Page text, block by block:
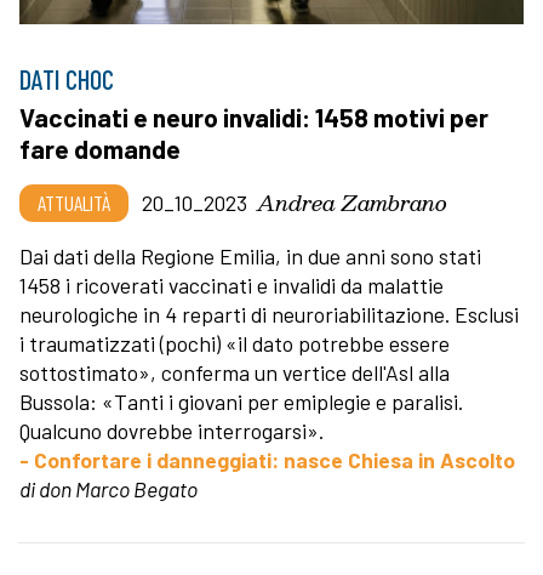
DATI CHOC
Vaccinati e neuro invalidi: 1458 motivi per
fare domande
ATTUALITÀ 20_10_2023 Andrea Zambrano
Dai dati della Regione Emilia, in due anni sono stati
1458 i ricoverati vaccinati e invalidi da malattie
neurologiche in 4 reparti di neuroriabilitazione. Esclusi
i traumatizzati (pochi) «il dato potrebbe essere
sottostimato», conferma un vertice dell'Asl alla
Bussola: «Tanti i giovani per emiplegie e paralisi.
Qualcuno dovrebbe interrogarsi».
- Confortare i danneggiati: nasce Chiesa in Ascolto
di don Marco Begato